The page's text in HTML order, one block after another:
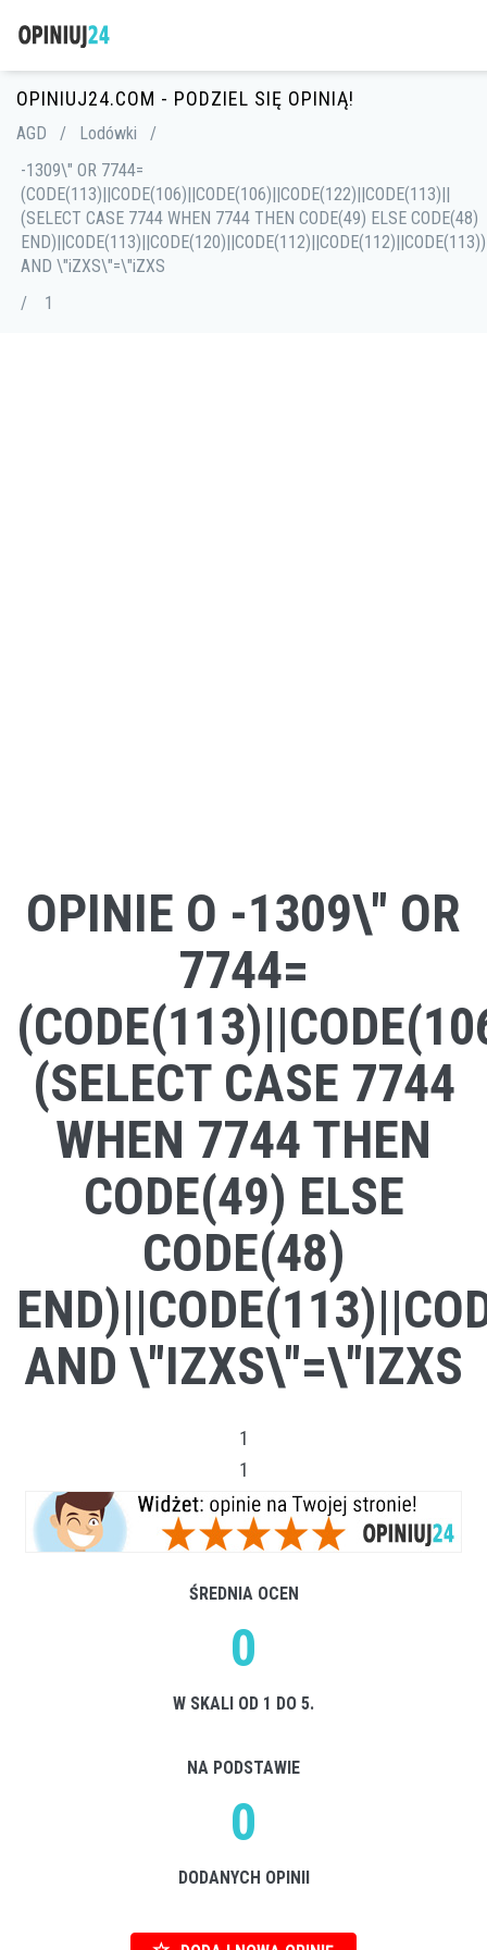
OPINIUJ24.COM - PODZIEL SIĘ OPINIĄ!
AGD / Lodówki
/
-1309\" OR 7744=
(CODE(113)||CODE(106)||CODE(106)||CODE(122)||CODE(113)||
(SELECT CASE 7744 WHEN 7744 THEN CODE(49) ELSE CODE(48)
END)||CODE(113)||CODE(120)||CODE(112)||CODE(112)||CODE(113))
AND \"iZXS\"=\"iZXS
/
1
OPINIE O -1309\" OR
7744=
(SELECT CASE 7744
WHEN 7744 THEN
CODE(49) ELSE
CODE(48)
AND \"IZXS\"=\"IZXS
1
1
ŚREDNIA OCEN
0
W SKALI OD 1 DO 5.
NA PODSTAWIE
0
DODANYCH OPINII